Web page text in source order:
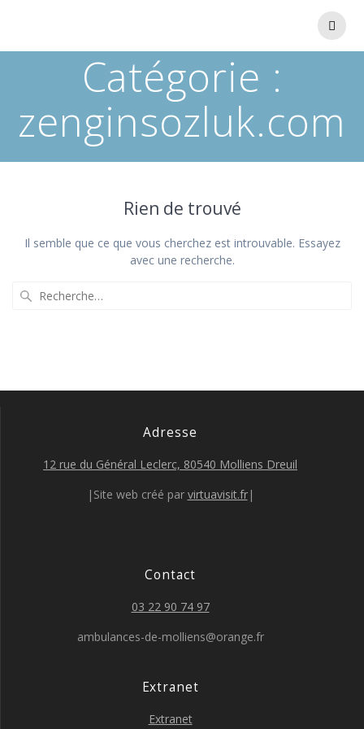
Catégorie :
zenginsozluk.com
Rien de trouvé
Il semble que ce que vous cherchez est introuvable. Essayez
avec une recherche.
Adresse
12 rue du Général Leclerc, 80540 Molliens Dreuil
|Site web créé par virtuavisit.fr|
Contact
03 22 90 74 97
ambulances-de-molliens@orange.fr
Extranet
Extranet